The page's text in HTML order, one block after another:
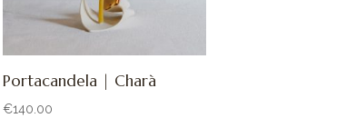
Portacandela | Charà
€140.00